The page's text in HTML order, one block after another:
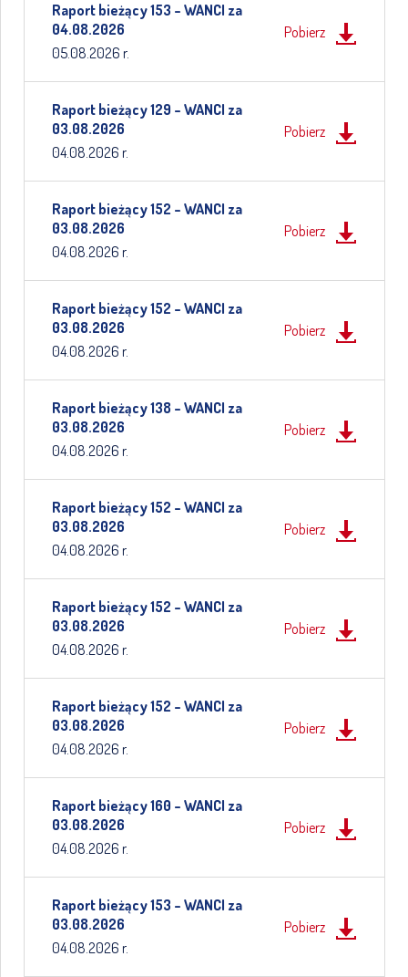
Raport bieżący 153 – WANCI za
04.08.2026
05.08.2026 r.
Pobierz
Raport bieżący 129 – WANCI za
03.08.2026
04.08.2026 r.
Pobierz
Raport bieżący 152 – WANCI za
03.08.2026
04.08.2026 r.
Pobierz
Raport bieżący 152 – WANCI za
03.08.2026
04.08.2026 r.
Pobierz
Raport bieżący 138 – WANCI za
03.08.2026
04.08.2026 r.
Pobierz
Raport bieżący 152 – WANCI za
03.08.2026
04.08.2026 r.
Pobierz
Raport bieżący 152 – WANCI za
03.08.2026
04.08.2026 r.
Pobierz
Raport bieżący 152 – WANCI za
03.08.2026
04.08.2026 r.
Pobierz
Raport bieżący 160 – WANCI za
03.08.2026
04.08.2026 r.
Pobierz
Raport bieżący 153 – WANCI za
03.08.2026
04.08.2026 r.
Pobierz